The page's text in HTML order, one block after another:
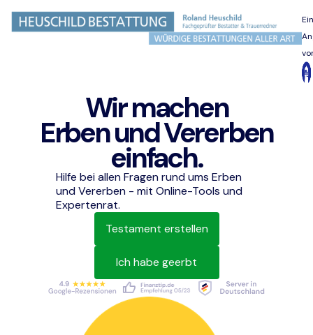
Ein
Wir machen
Erben und Vererben
einfach.
Hilfe bei allen Fragen rund ums Erben
und Vererben - mit Online-Tools und
Expertenrat.
Testament erstellen
Ich habe geerbt